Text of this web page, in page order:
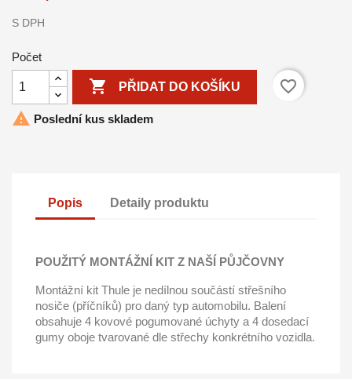
S DPH
Počet
 PŘIDAT DO KOŠÍKU
favorite_border
 Poslední kus skladem
Popis Detaily produktu
POUŽITÝ MONTÁŽNÍ KIT Z NAŠÍ PŮJČOVNY
Montážní kit Thule je nedílnou součástí střešního
nosiče (příčníků) pro daný typ automobilu. Balení
obsahuje 4 kovové pogumované úchyty a 4 dosedací
gumy oboje tvarované dle střechy konkrétního vozidla.